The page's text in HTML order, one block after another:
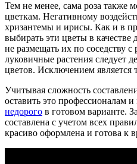
Тем не менее, сама роза также
цветкам. Негативному
хризантемы и ирисы. Как и в
выбирать эти цветы в качестве
не размещать их по соседству
луковичные растения следует
цветов. Исключением является
Учитывая сложность
оставить это профессионалам и
недорого в готовом варианте.
составлена с учетом всех
красиво оформлена и готова к